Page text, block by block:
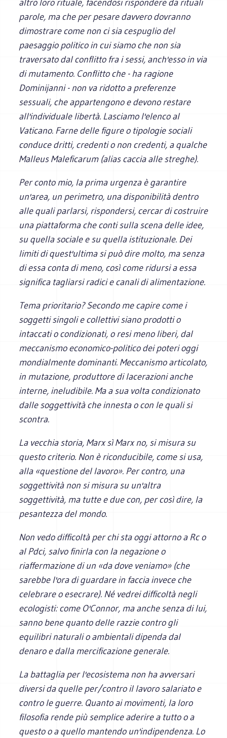
altro loro rituale, facendosi rispondere da rituali
parole, ma che per pesare davvero dovranno
dimostrare come non ci sia cespuglio del
paesaggio politico in cui siamo che non sia
traversato dal conflitto fra i sessi, anch'esso in via
di mutamento. Conflitto che - ha ragione
Dominijanni - non va ridotto a preferenze
sessuali, che appartengono e devono restare
all'individuale libertà. Lasciamo l'elenco al
Vaticano. Farne delle figure o tipologie sociali
conduce dritti, credenti o non credenti, a qualche
Malleus Maleficarum (alias caccia alle streghe).
Per conto mio, la prima urgenza è garantire
un'area, un perimetro, una disponibilità dentro
alle quali parlarsi, rispondersi, cercar di costruire
una piattaforma che conti sulla scena delle idee,
su quella sociale e su quella istituzionale. Dei
limiti di quest'ultima si può dire molto, ma senza
di essa conta di meno, così come ridursi a essa
significa tagliarsi radici e canali di alimentazione.
Tema prioritario? Secondo me capire come i
soggetti singoli e collettivi siano prodotti o
intaccati o condizionati, o resi meno liberi, dal
meccanismo economico-politico dei poteri oggi
mondialmente dominanti. Meccanismo articolato,
in mutazione, produttore di lacerazioni anche
interne, ineludibile. Ma a sua volta condizionato
dalle soggettività che innesta o con le quali si
scontra.
La vecchia storia, Marx sì Marx no, si misura su
questo criterio. Non è riconducibile, come si usa,
alla «questione del lavoro». Per contro, una
soggettività non si misura su un'altra
soggettività, ma tutte e due con, per così dire, la
pesantezza del mondo.
Non vedo difficoltà per chi sta oggi attorno a Rc o
al Pdci, salvo finirla con la negazione o
riaffermazione di un «da dove veniamo» (che
sarebbe l'ora di guardare in faccia invece che
celebrare o esecrare). Né vedrei difficoltà negli
ecologisti: come O'Connor, ma anche senza di lui,
sanno bene quanto delle razzie contro gli
equilibri naturali o ambientali dipenda dal
denaro e dalla mercificazione generale.
La battaglia per l'ecosistema non ha avversari
diversi da quelle per/contro il lavoro salariato e
contro le guerre. Quanto ai movimenti, la loro
filosofia rende più semplice aderire a tutto o a
questo o a quello mantendo un'indipendenza. Lo